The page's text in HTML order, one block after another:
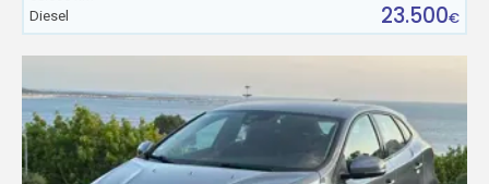
Diesel
23.500€